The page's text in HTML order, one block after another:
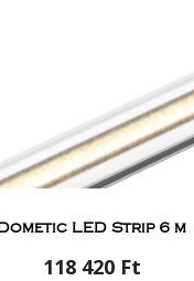
Dometic LED Strip 6 m
118 420 Ft